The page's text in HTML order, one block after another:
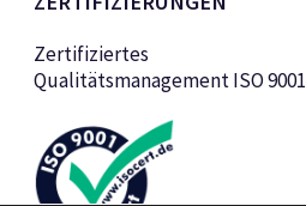
Zertifiziertes
Qualitätsmanagement ISO 9001